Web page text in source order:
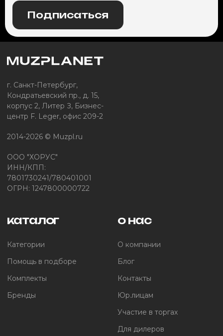
Подписаться
г. Санкт-Петербург,
Кондратьевский пр., д. 15,
корпус 2, Литер З, Бизнес-
центр F. Leger, офис 209-2
2014-2026 © Muzpl.ru
ООО "ХОРУС"
ИНН/КПП:
7801730241/780401001
ОГРН: 1247800000722
каталог
Категории
Помощь в подборе
Комплекты
Бренды
о нас
О компании
Блог
Контакты
Юр.лицам
Участие в торгах
Для дилеров